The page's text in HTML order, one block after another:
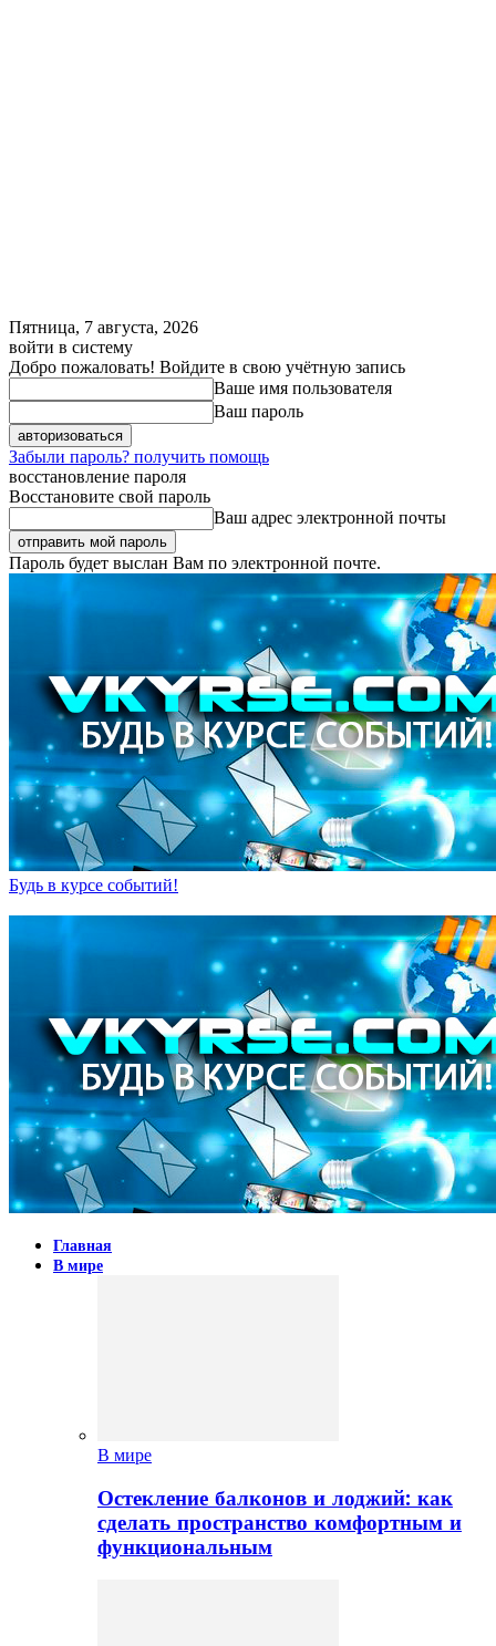
Пятница, 7 августа, 2026
войти в систему
Добро пожаловать! Войдите в свою учётную запись
Ваше имя пользователя
Ваш пароль
Забыли пароль? получить помощь
восстановление пароля
Восстановите свой пароль
Ваш адрес электронной почты
Пароль будет выслан Вам по электронной почте.
Будь в курсе событий!
Главная
В мире
В мире
Остекление балконов и лоджий: как
сделать пространство комфортным и
функциональным